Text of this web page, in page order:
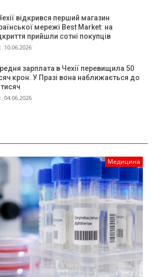
відкрився перший магазин
мережі Best Market: на
прийшли сотні покупців
10.06.2026
зарплата в Чехії перевищила 50
крон. У Празі вона наближається до
04.06.2026
Медицина